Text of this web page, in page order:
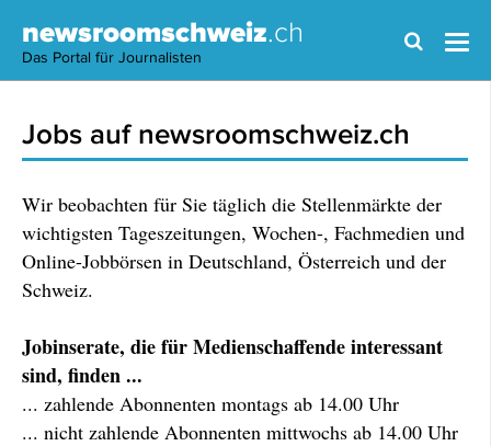
newsroomschweiz.ch
Das Portal für Journalisten
Jobs auf newsroomschweiz.ch
Wir beobachten für Sie täglich die Stellenmärkte der
wichtigsten Tageszeitungen, Wochen-, Fachmedien und
Online-Jobbörsen in Deutschland, Österreich und der
Schweiz.
Jobinserate, die für Medienschaffende interessant
sind, finden ...
... zahlende Abonnenten montags ab 14.00 Uhr
... nicht zahlende Abonnenten mittwochs ab 14.00 Uhr